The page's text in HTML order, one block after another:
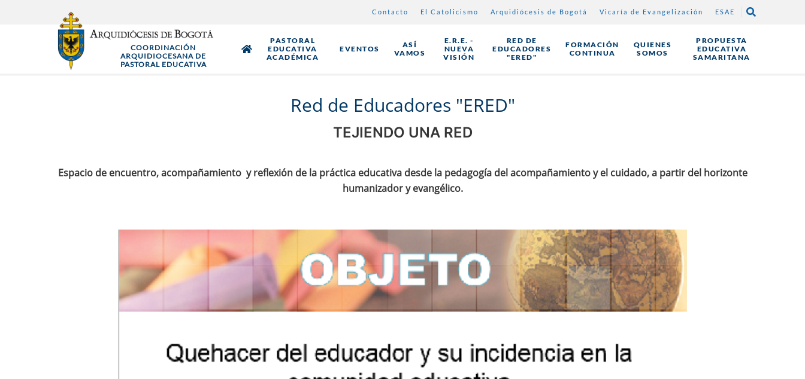
Contacto El Catolicismo Arquidiócesis de Bogotá Vicaría de Evangelización ESAE
COORDINACIÓN
ARQUIDIOCESANA DE
PASTORAL EDUCATIVA
PASTORAL
EDUCATIVA
ACADÉMICA
EVENTOS
ASÍ
VAMOS
E.R.E. -
NUEVA
VISIÓN
RED DE
EDUCADORES
"ERED"
FORMACIÓN
CONTINUA
QUIENES
SOMOS
PROPUESTA
EDUCATIVA
SAMARITANA
Red de Educadores "ERED"
TEJIENDO UNA RED
Espacio de encuentro, acompañamiento y reflexión de la práctica educativa desde la pedagogía del acompañamiento y el cuidado, a partir del horizonte
humanizador y evangélico.